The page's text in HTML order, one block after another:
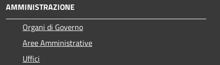
AMMINISTRAZIONE
Organi di Governo
Aree Amministrative
Uffici